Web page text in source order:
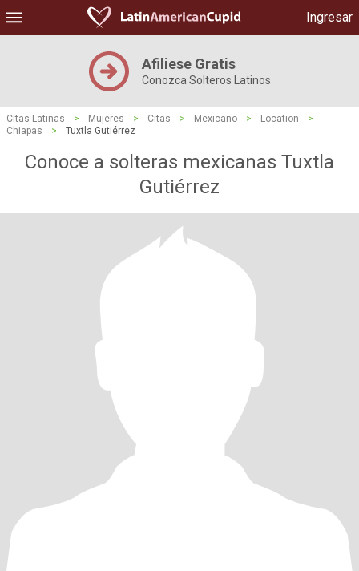
Ingresar
Afiliese Gratis
Conozca Solteros Latinos
Citas Latinas > Mujeres > Citas > Mexicano > Location
>
Chiapas
> Tuxtla Gutiérrez
Conoce a solteras mexicanas Tuxtla
Gutiérrez